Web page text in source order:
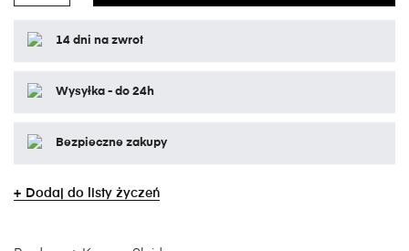
14 dni na zwrot
Wysyłka - do 24h
Bezpieczne zakupy
Dodaj do listy życzeń